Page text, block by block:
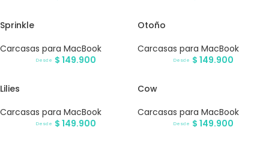
Sprinkle
Carcasas para MacBook
Desde $ 149.900
Otoño
Carcasas para MacBook
Desde $ 149.900
Lilies
Carcasas para MacBook
Desde $ 149.900
Cow
Carcasas para MacBook
Desde $ 149.900